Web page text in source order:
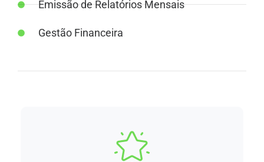
Emissão de Relatórios Mensais
Gestão Financeira